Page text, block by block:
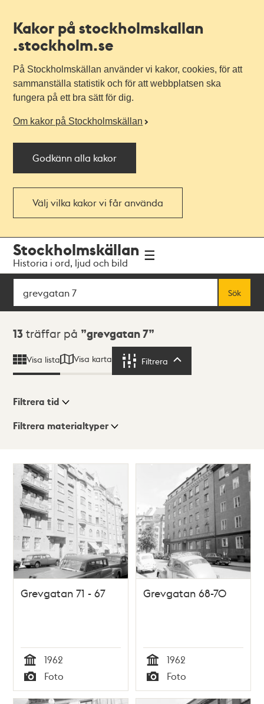
Kakor på stockholmskallan
.stockholm.se
På Stockholmskällan använder vi kakor, cookies, för att
sammanställa statistik och för att webbplatsen ska
fungera på ett bra sätt för dig.
Om kakor på Stockholmskällan
Godkänn alla kakor
Välj vilka kakor vi får använda
navigationen
huvudinnehållet
Stockholmskällan
Historia i ord, ljud och bild
Sök
Sök
Sökresultat
13 träffar på grevgatan 7
Visa lista Visa karta Filtrera
Visningsläge
Lista
Karta
Filtrera tid
Filtrera materialtyper
träffar
Grevgatan 71 - 67
Tid
1962
Typ
Foto
Grevgatan 68-70
Tid
1962
Typ
Foto